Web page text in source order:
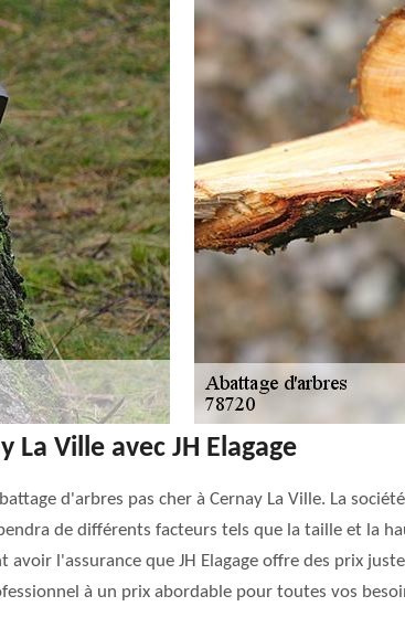
La Ville avec JH Elagage
d'arbres pas cher à Cernay La Ville. La
de différents facteurs tels que la taille et la
avoir l'assurance que JH Elagage offre des prix
à un prix abordable pour toutes vos